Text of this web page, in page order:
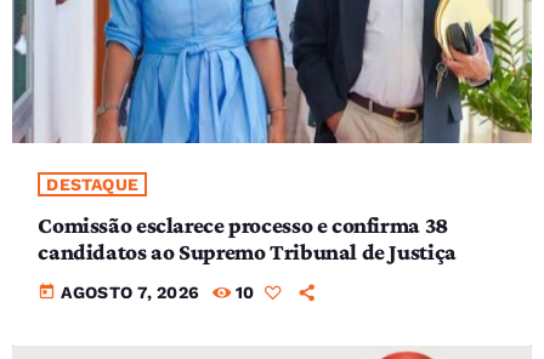
DESTAQUE
Comissão esclarece processo e confirma 38
candidatos ao Supremo Tribunal de Justiça
today AGOSTO 7, 2026 10